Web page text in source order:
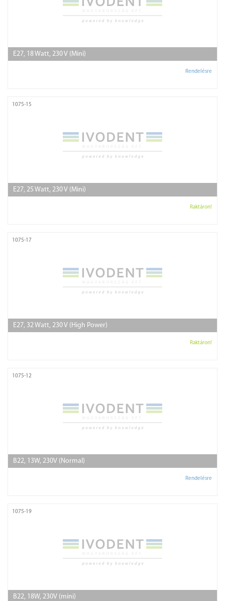
E27, 18 Watt, 230 V (Mini)
Rendelésre
1075-15
E27, 25 Watt, 230 V (Mini)
Raktáron!
1075-17
E27, 32 Watt, 230 V (High Power)
Raktáron!
1075-12
B22, 13W, 230V (Normal)
Rendelésre
1075-19
B22, 18W, 230V (mini)